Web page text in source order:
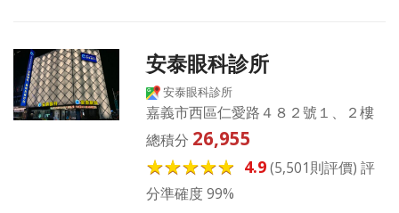
安泰眼科診所
安泰眼科診所
嘉義市西區仁愛路４８２號１、２樓
總積分 26,955
4.9(5,501則評價) 評
分準確度 99%